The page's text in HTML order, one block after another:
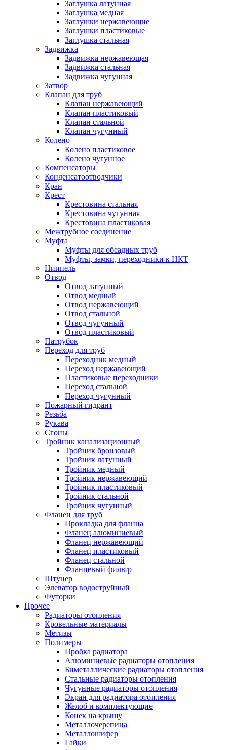
Заглушка латунная
Заглушка медная
Заглушки нержавеющие
Заглушки пластиковые
Заглушка стальная
Задвижка
Задвижка нержавеющая
Задвижка стальная
Задвижка чугунная
Затвор
Клапан для труб
Клапан нержавеющий
Клапан пластиковый
Клапан стальной
Клапан чугунный
Колено
Колено пластиковое
Колено чугунное
Компенсаторы
Конденсатоотводчики
Кран
Крест
Крестовина стальная
Крестовина чугунная
Крестовина пластиковая
Межтрубное соединение
Муфта
Муфты для обсадных труб
Муфты, замки, переходники к НКТ
Ниппель
Отвод
Отвод латунный
Отвод медный
Отвод нержавеющий
Отвод стальной
Отвод чугунный
Отвод пластиковый
Патрубок
Переход для труб
Переходник медный
Переход нержавеющий
Пластиковые переходники
Переход стальной
Переход чугунный
Пожарный гидрант
Резьба
Рукава
Сгоны
Тройник канализационный
Тройник бронзовый
Тройник латунный
Тройник медный
Тройник нержавеющий
Тройник пластиковый
Тройник стальной
Тройник чугунный
Фланец для труб
Прокладка для фланца
Фланец алюминиевый
Фланец нержавеющий
Фланец пластиковый
Фланец стальной
Фланцевый фильтр
Штуцер
Элеватор водоструйный
Футорки
Прочее
Радиаторы отопления
Кровельные материалы
Метизы
Полимеры
Пробка радиатора
Алюминиевые радиаторы отопления
Биметаллические радиаторы отопления
Стальные радиаторы отопления
Чугунные радиаторы отопления
Экран для радиатора отопления
Желоб и комплектующие
Конек на крышу
Металлочерепица
Металлошифер
Гайки